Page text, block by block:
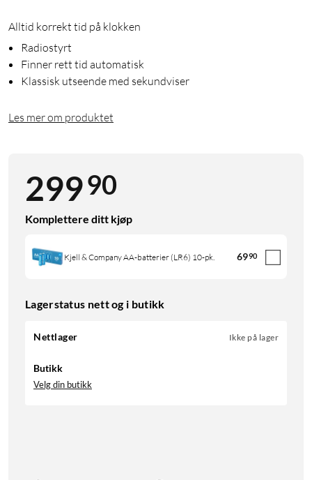
Alltid korrekt tid på klokken
Radiostyrt
Finner rett tid automatisk
Klassisk utseende med sekundviser
Les mer om produktet
29990
Komplettere ditt kjøp
Kjell & Company AA-batterier (LR6) 10-pk. 6990
Lagerstatus nett og i butikk
Nettlager Ikke på lager
Butikk
Velg din butikk